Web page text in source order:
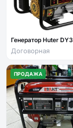
Генератор Huter
Договорная
ПРОДАЖА